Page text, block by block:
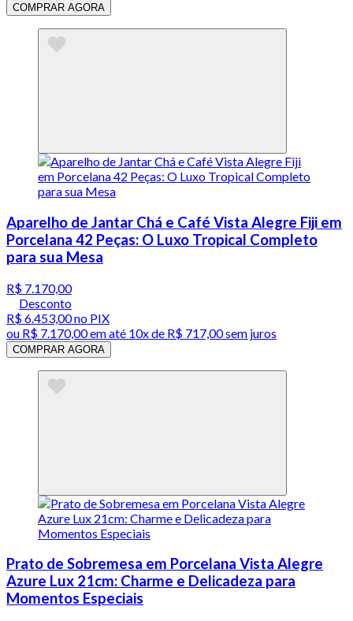
COMPRAR AGORA
Aparelho de Jantar Chá e Café Vista Alegre Fiji em
Porcelana 42 Peças: O Luxo Tropical Completo
para sua Mesa
R$ 7.170,00
Desconto
R$ 6.453,00no PIX
ou R$ 7.170,00em até 10x de R$ 717,00 sem juros
COMPRAR AGORA
Prato de Sobremesa em Porcelana Vista Alegre
Azure Lux 21cm: Charme e Delicadeza para
Momentos Especiais